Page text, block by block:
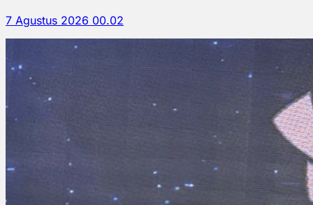
7 Agustus 2026 00.02